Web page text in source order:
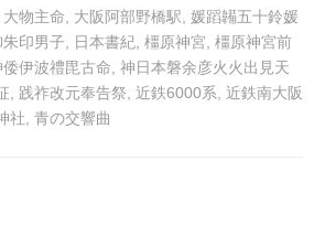
大物主命 大阪阿部野橋駅 媛蹈韛五十鈴媛
朱印男子 日本書紀 橿原神宮 橿原神宮前
倭伊波禮毘古命 神日本磐余彦火火出見天
践祚改元奉告祭 近鉄6000系 近鉄南大阪
社 青の交響曲